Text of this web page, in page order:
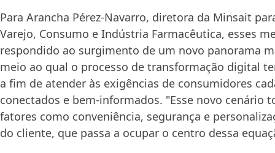
Para Arancha Pérez-Navarro, diretora da Minsait
Varejo, Consumo e Indústria Farmacêutica, esses
respondido ao surgimento de um novo panorama
meio ao qual o processo de transformação digital
a fim de atender às exigências de consumidores
conectados e bem-informados. "Esse novo cenário
fatores como conveniência, segurança e
do cliente, que passa a ocupar o centro dessa